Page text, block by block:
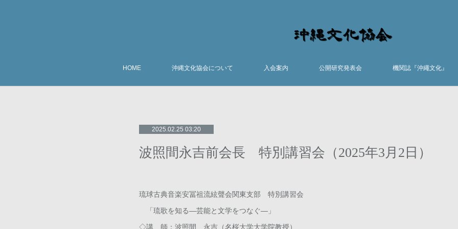
HOME 沖縄文化協会について 入会案内 公開研究発表会 機関誌『沖繩文化』
2025.02.25 03:20
波照間永吉前会長 特別講習会（2025年3月2日）
琉球古典音楽安冨祖流絃聲会関東支部 特別講習会
「琉歌を知る―芸能と文学をつなぐ―」
◇講 師：波照間 永吉（名桜大学大学院教授）